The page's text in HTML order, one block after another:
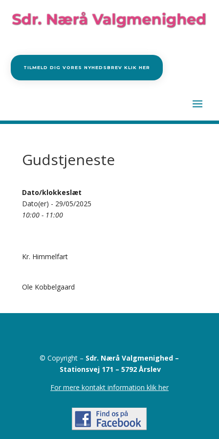
TILMELD DIG VORES NYHEDSBREV KLIK HER
Gudstjeneste
Dato/klokkeslæt
Dato(er) - 29/05/2025
10:00 - 11:00
Kr. Himmelfart
Ole Kobbelgaard
© Copyright – Sdr. Nærå Valgmenighed –
Stationsvej 171 –5792 Årslev
For mere kontakt information klik her